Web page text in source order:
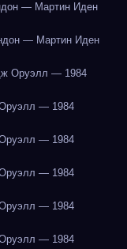
— Мартин Иден
— Мартин Иден
Оруэлл — 1984
— 1984
— 1984
— 1984
— 1984
— 1984